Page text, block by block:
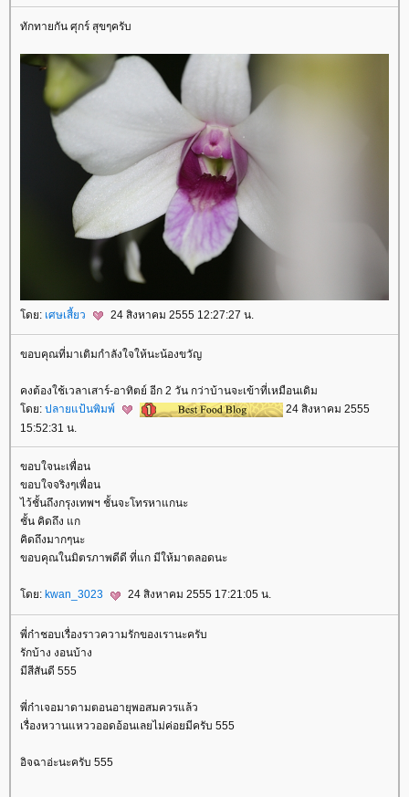
ทักทายกัน ศุกร์ สุขๆครับ
ดย: เศษเสี้ยว 24 สิงหาคม 2555 12:27:27 น.
ขอบคุณที่มาเติมกำลังใจให้นะน้องขวัญ
คงต้องใช้เวลาเสาร์-อาทิตย์ อีก 2 วัน กว่าบ้านจะเข้าที่เหมือนเดิม
ดย: ปลายแป้นพิมพ์
24 สิงหาคม 2555
15:52:31 น.
ขอบใจนะเพื่อน
ขอบใจจริงๆเพื่อน
ไว้ชั้นถึงกรุงเทพฯ ชั้นจะโทรหาแกนะ
ชั้น คิดถึง แก
คิดถึงมากๆนะ
ขอบคุณในมิตรภาพดีดี ที่แก มีให้มาตลอดนะ
ดย: kwan_3023 24 สิงหาคม 2555 17:21:05 น.
พี่ก๋าชอบเรื่องราวความรักของเรานะครับ
รักบ้าง งอนบ้าง
มีสีสันดี 555
พี่ก๋าเจอมาดามตอนอายุพอสมควรแล้ว
เรื่องหวานแหววออดอ้อนเลยไม่ค่อยมีครับ 555
อิจฉาอ่ะนะครับ 555